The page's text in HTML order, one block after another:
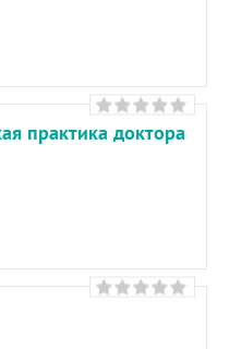
практика доктора